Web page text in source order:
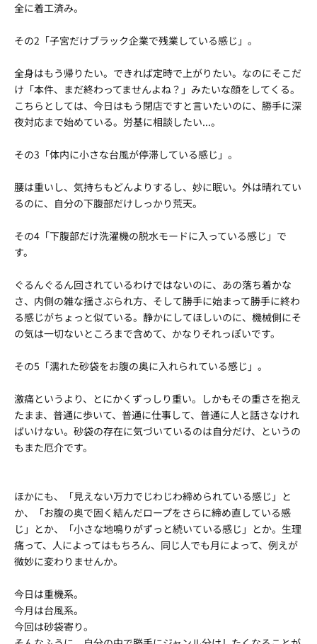
全に着工済み。
その2「子宮だけブラック企業で残業している感じ」。
全身はもう帰りたい。できれば定時で上がりたい。なのにそこだ
け「本件、まだ終わってませんよね？」みたいな顔をしてくる。
こちらとしては、今日はもう閉店ですと言いたいのに、勝手に深
夜対応まで始めている。労基に相談したい...。
その3「体内に小さな台風が停滞している感じ」。
腰は重いし、気持ちもどんよりするし、妙に眠い。外は晴れてい
るのに、自分の下腹部だけしっかり荒天。
その4「下腹部だけ洗濯機の脱水モードに入っている感じ」で
す。
ぐるんぐるん回されているわけではないのに、あの落ち着かな
さ、内側の雑な揺さぶられ方、そして勝手に始まって勝手に終わ
る感じがちょっと似ている。静かにしてほしいのに、機械側にそ
の気は一切ないところまで含めて、かなりそれっぽいです。
その5「濡れた砂袋をお腹の奥に入れられている感じ」。
激痛というより、とにかくずっしり重い。しかもその重さを抱え
たまま、普通に歩いて、普通に仕事して、普通に人と話さなけれ
ばいけない。砂袋の存在に気づいているのは自分だけ、というの
もまた厄介です。
ほかにも、「見えない万力でじわじわ締められている感じ」と
か、「お腹の奥で固く結んだロープをさらに締め直している感
じ」とか、「小さな地鳴りがずっと続いている感じ」とか。生理
痛って、人によってはもちろん、同じ人でも月によって、例えが
微妙に変わりませんか。
今日は重機系。
今月は台風系。
今回は砂袋寄り。